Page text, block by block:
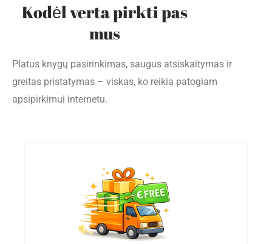
Kodėl verta pirkti pas
mus
Platus knygų pasirinkimas, saugus atsiskaitymas ir
greitas pristatymas – viskas, ko reikia patogiam
apsipirkimui internetu.